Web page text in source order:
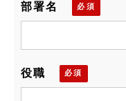
部署名
役職